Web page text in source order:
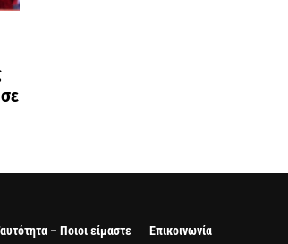
– Ποιοι είμαστε Επικοινωνία